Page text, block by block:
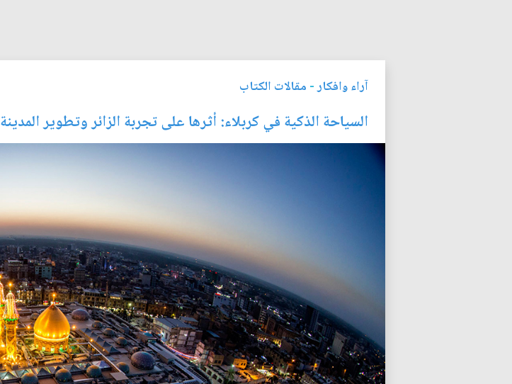
آراء وافكار- مقالات الكتاب
السياحة الذكية في كربلاء: أثرها على تجربة الزائر وتطوير المدينة